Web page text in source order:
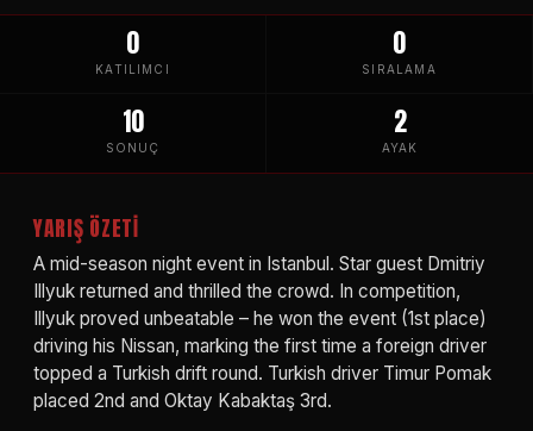
0
KATILIMCI
0
SIRALAMA
10
SONUÇ
2
AYAK
YARIŞ ÖZETI
A mid-season night event in Istanbul. Star guest Dmitriy
Illyuk returned and thrilled the crowd. In competition,
Illyuk proved unbeatable – he won the event (1st place)
driving his Nissan, marking the first time a foreign driver
topped a Turkish drift round. Turkish driver Timur Pomak
placed 2nd and Oktay Kabaktaş 3rd.